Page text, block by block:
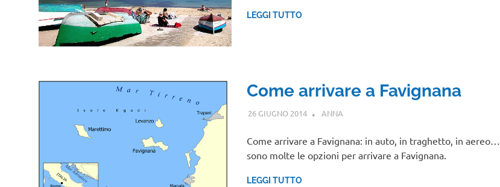
LEGGI TUTTO
Come arrivare a Favignana
26 GIUGNO 2014 ANNA
Come arrivare a Favignana: in auto, in traghetto, in aereo…
sono molte le opzioni per arrivare a Favignana.
LEGGI TUTTO